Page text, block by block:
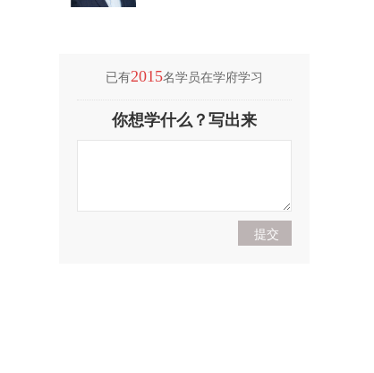
(付海悦)2021考研英语
（二）基础入门导学
(付海悦)2021考研英语
（二）基础入门导...
（一）基础入门导学
(康启华)2021考研英语
（一）基础入门导...
已有2015名学员在学府学习
你想学什么？写出来